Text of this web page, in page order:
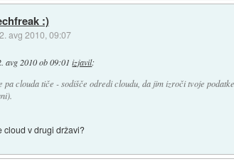
:)
2. avg 2010, 09:07
avg 2010 ob 09:01 izjavil:
pa clouda tiče - sodišče odredi cloudu, da jim izroči tvoje
cloud v drugi državi?